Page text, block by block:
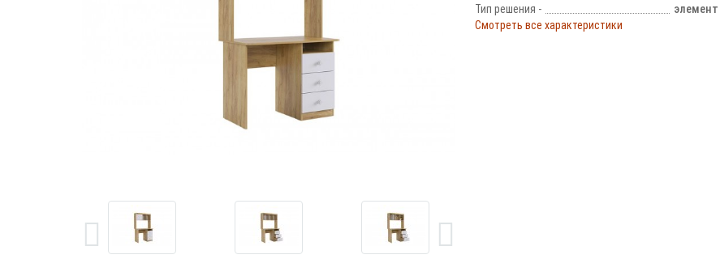
Тип решения -
элемент
Смотреть все характеристики